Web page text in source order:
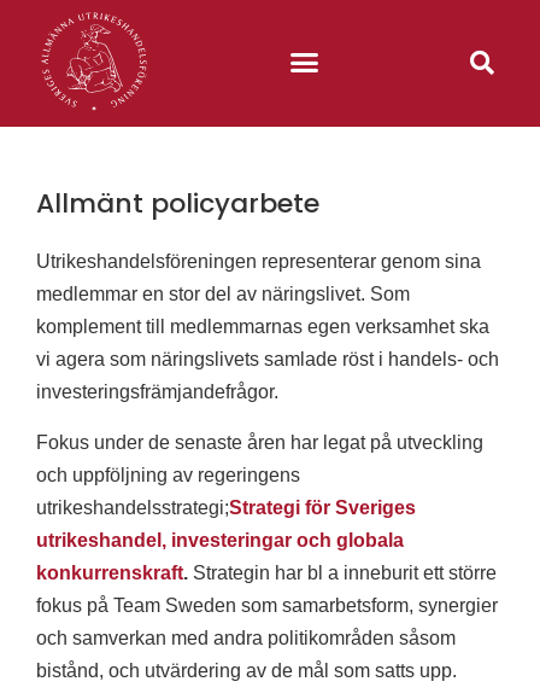
Allmänt policyarbete
Utrikeshandelsföreningen representerar genom sina
medlemmar en stor del av näringslivet. Som
komplement till medlemmarnas egen verksamhet ska
vi agera som näringslivets samlade röst i handels- och
investeringsfrämjandefrågor.
Fokus under de senaste åren har legat på utveckling
och uppföljning av regeringens
utrikeshandelsstrategi;Strategi för Sveriges
utrikeshandel, investeringar och globala
konkurrenskraft. Strategin har bl a inneburit ett större
fokus på Team Sweden som samarbetsform, synergier
och samverkan med andra politikområden såsom
bistånd, och utvärdering av de mål som satts upp.